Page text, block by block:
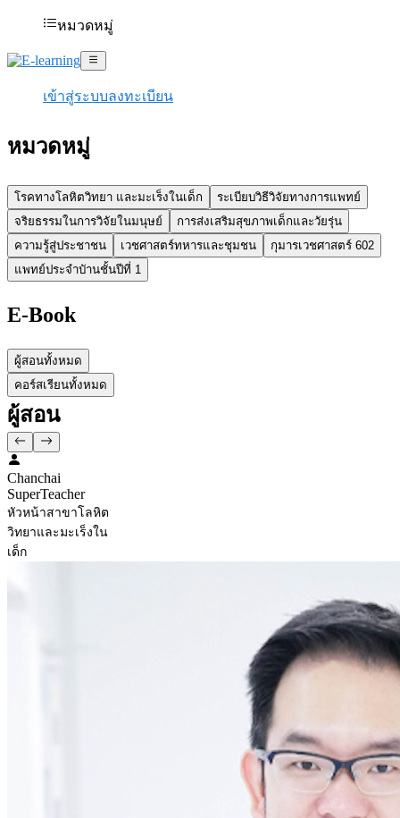
หมวดหมู่
เข้าสู่ระบบลงทะเบียน
หมวดหมู่
โรคทางโลหิตวิทยา และมะเร็งในเด็ก
ระเบียบวิธีวิจัยทางการแพทย์
จริยธรรมในการวิจัยในมนุษย์
การส่งเสริมสุขภาพเด็กและวัยรุ่น
ความรู้สู่ประชาชน
เวชศาสตร์ทหารและชุมชน
กุมารเวชศาสตร์ 602
แพทย์ประจำบัานชั้นปีที่ 1
E-Book
ผู้สอนทั้งหมด
คอร์สเรียนทั้งหมด
ผู้สอน
Chanchai
SuperTeacher
หัวหน้าสาขาโลหิต
วิทยาและมะเร็งใน
เด็ก